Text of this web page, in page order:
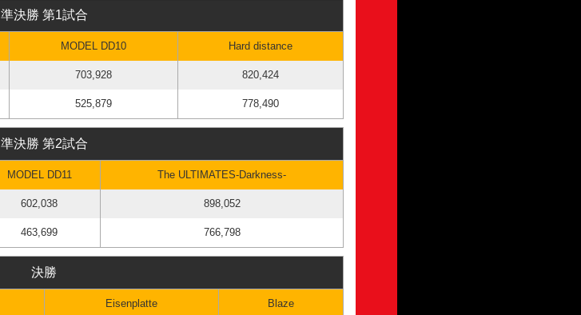
準決勝 第1試合
MODEL DD10 Hard distance
703,928 820,424
525,879 778,490
準決勝 第2試合
MODEL DD11 The ULTIMATES-Darkness-
602,038 898,052
463,699 766,798
決勝
Eisenplatte Blaze